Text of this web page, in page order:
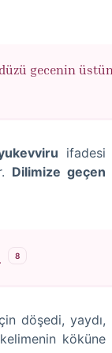
gecenin
ifadesi
Dilimize geçen
. 8
döşedi, yaydı,
köküne